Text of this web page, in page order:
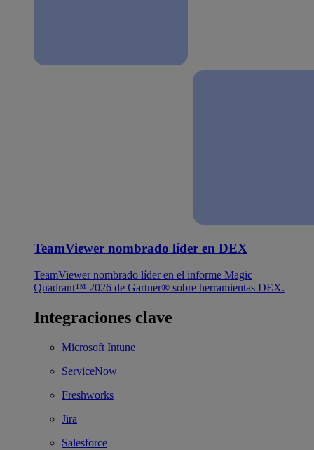
TeamViewer nombrado líder en DEX
TeamViewer nombrado líder en el informe Magic
Quadrant™ 2026 de Gartner® sobre herramientas DEX.
Integraciones clave
Microsoft Intune
ServiceNow
Freshworks
Jira
Salesforce